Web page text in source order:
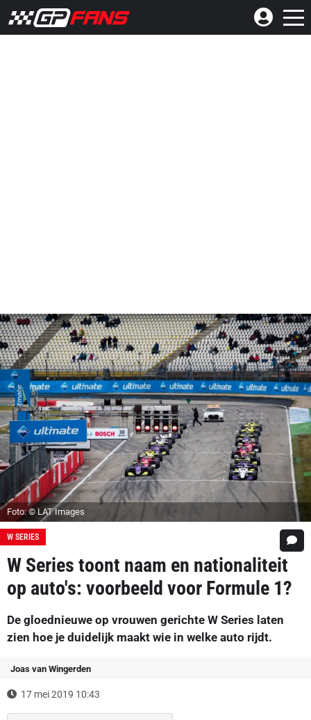
Foto: © LAT Images
W SERIES
W Series toont naam en nationaliteit
op auto's: voorbeeld voor Formule 1?
De gloednieuwe op vrouwen gerichte W Series laten
zien hoe je duidelijk maakt wie in welke auto rijdt.
Joas van Wingerden
17 mei 2019 10:43